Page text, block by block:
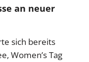
an neuer
sich bereits
Women’s Tag